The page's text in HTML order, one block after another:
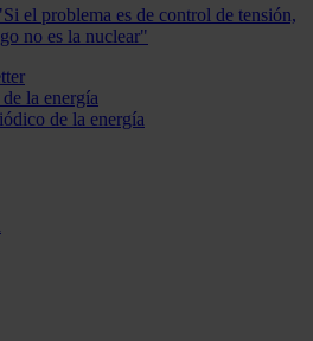
el problema es de control de tensión,
no es la nuclear"